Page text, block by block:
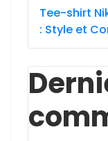
Tee-shirt
: Style et